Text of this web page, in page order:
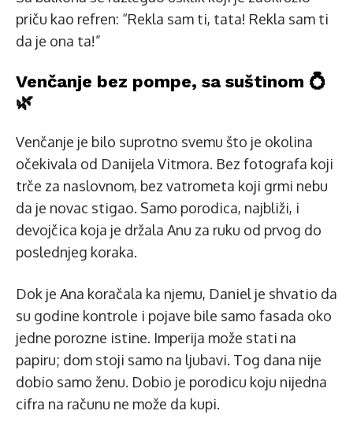
priču kao refren: “Rekla sam ti, tata! Rekla sam ti
da je ona ta!”
Venčanje bez pompe, sa suštinom 💍
🌿
Venčanje je bilo suprotno svemu što je okolina
očekivala od Danijela Vitmora. Bez fotografa koji
trče za naslovnom, bez vatrometa koji grmi nebu
da je novac stigao. Samo porodica, najbliži, i
devojčica koja je držala Anu za ruku od prvog do
poslednjeg koraka.
Dok je Ana koračala ka njemu, Daniel je shvatio da
su godine kontrole i pojave bile samo fasada oko
jedne porozne istine. Imperija može stati na
papiru; dom stoji samo na ljubavi. Tog dana nije
dobio samo ženu. Dobio je porodicu koju nijedna
cifra na računu ne može da kupi.